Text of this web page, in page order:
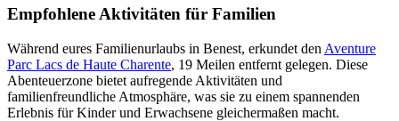
Empfohlene Aktivitäten für Familien
Während eures Familienurlaubs in Benest, erkundet den Aventure
Parc Lacs de Haute Charente, 19 Meilen entfernt gelegen. Diese
Abenteuerzone bietet aufregende Aktivitäten und
familienfreundliche Atmosphäre, was sie zu einem spannenden
Erlebnis für Kinder und Erwachsene gleichermaßen macht.